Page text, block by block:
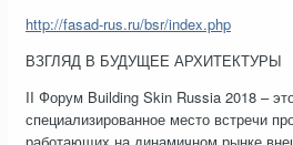
http://fasad-rus.ru/bsr/index.php
ВЗГЛЯД В БУДУЩЕЕ АРХИТЕКТУРЫ
II Форум Building Skin Russia 2018 –
специализированное место встречи